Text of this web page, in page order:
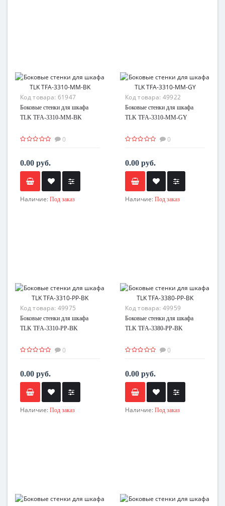
Код товара: 61947
Боковые стенки для шкафа
TLK TFA-3310-MM-BK
0
0.00 руб.
Наличие: Под заказ
Код товара: 49922
Боковые стенки для шкафа
TLK TFA-3310-MM-GY
0
0.00 руб.
Наличие: Под заказ
Код товара: 49975
Боковые стенки для шкафа
TLK TFA-3310-PP-BK
0
0.00 руб.
Наличие: Под заказ
Код товара: 49959
Боковые стенки для шкафа
TLK TFA-3380-PP-BK
0
0.00 руб.
Наличие: Под заказ